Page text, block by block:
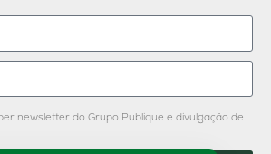
newsletter do Grupo Publique e divulgação de